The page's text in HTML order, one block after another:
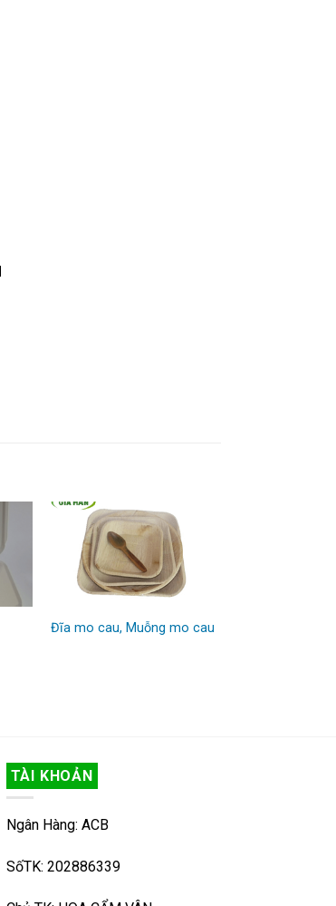
Đĩa mo cau, Muỗng mo cau
TÀI KHOẢN
Ngân Hàng: ACB
SốTK: 202886339